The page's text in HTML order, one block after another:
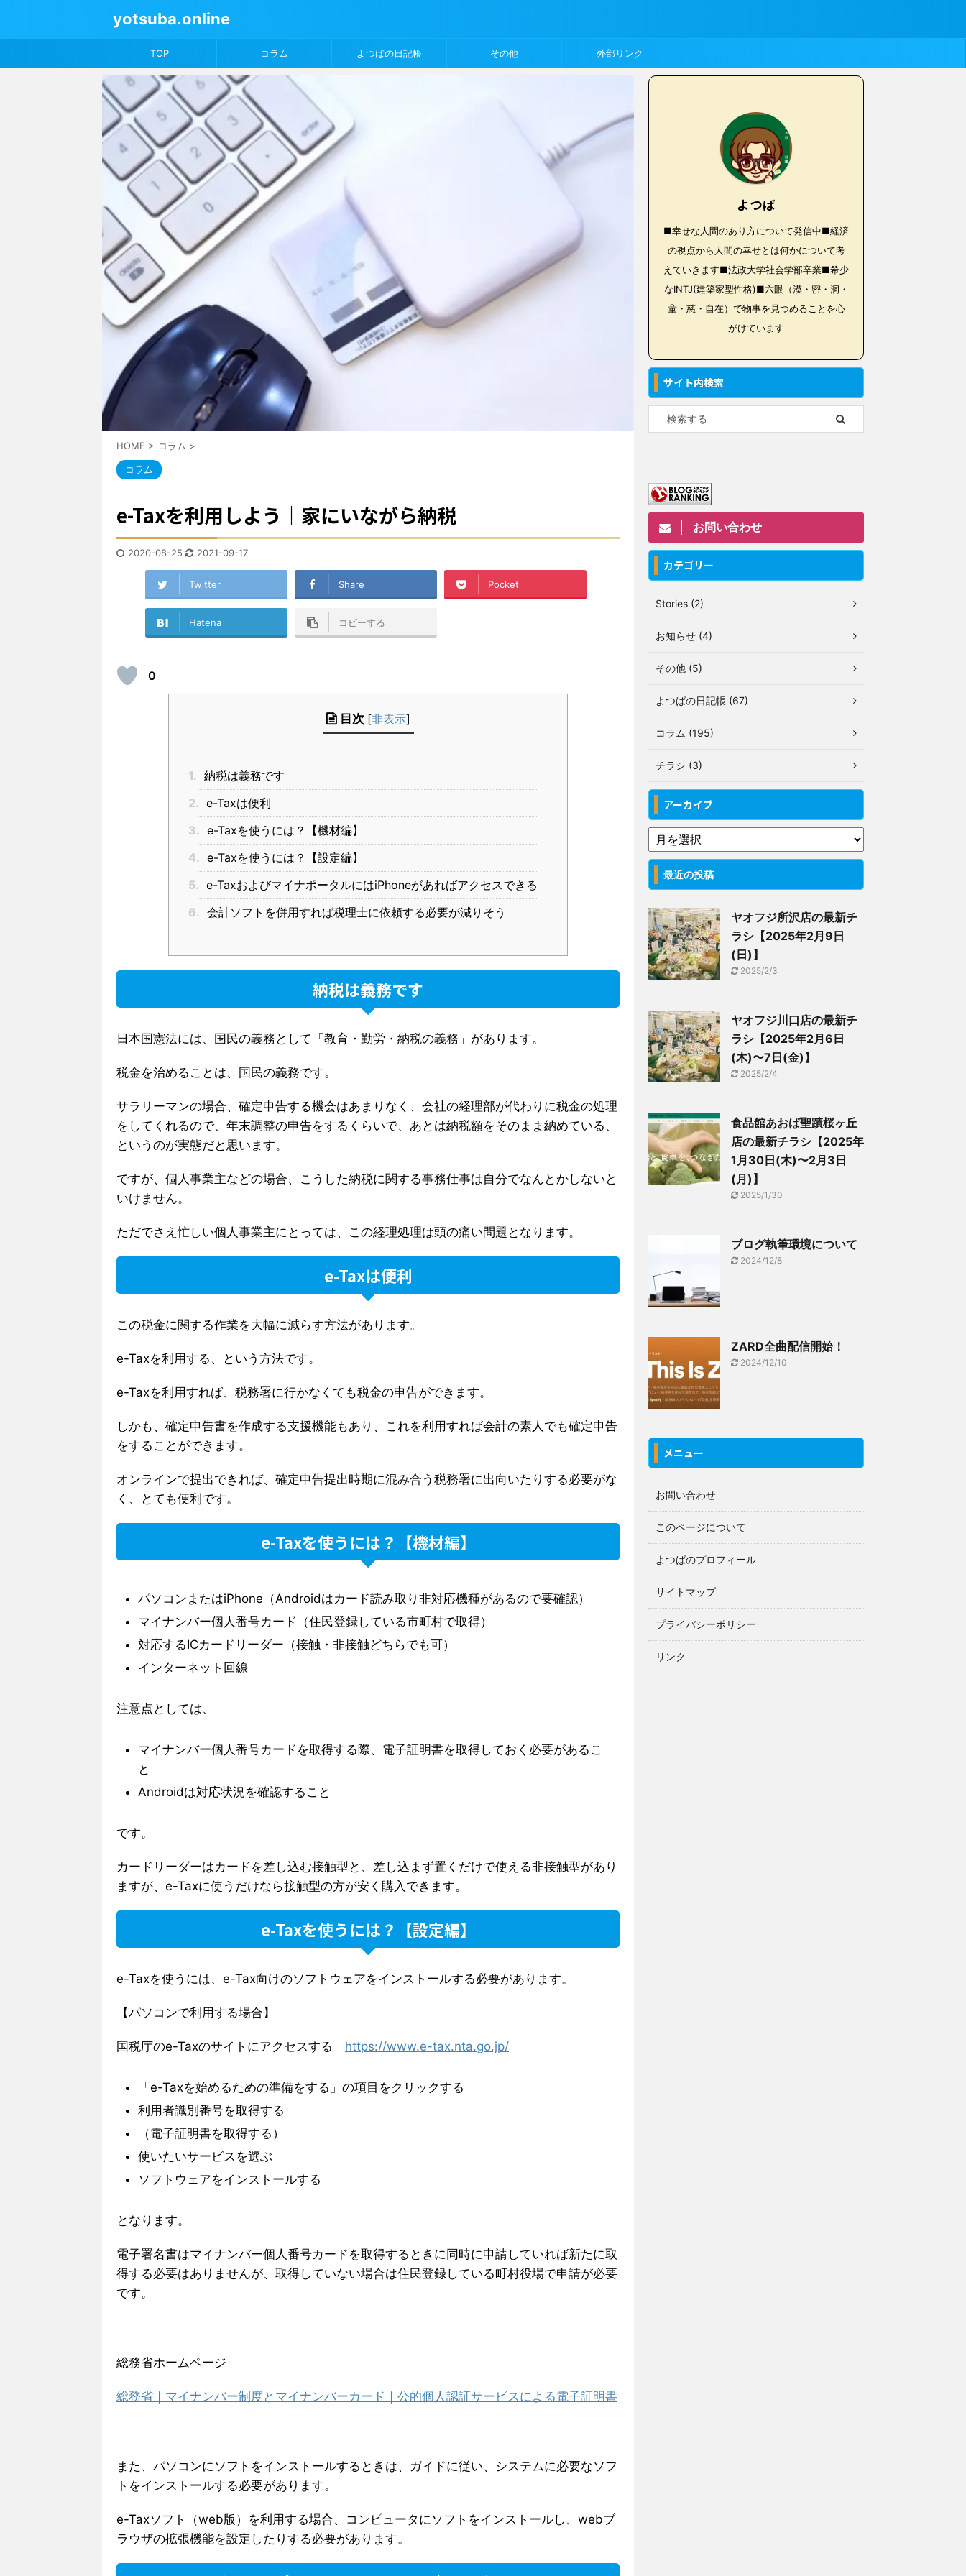
yotsuba.online
TOP コラム よつばの日記帳 その他 外部リンク
HOME > コラム >
コラム
e-Taxを利用しよう｜家にいながら納税
2020-08-25 2021-09-17
Twitter Share Pocket
Hatena コピーする
0
目次 [非表示]
1. 納税は義務です
2. e-Taxは便利
3. e-Taxを使うには？【機材編】
4. e-Taxを使うには？【設定編】
5. e-TaxおよびマイナポータルにはiPhoneがあればアクセスできる
6. 会計ソフトを併用すれば税理士に依頼する必要が減りそう
納税は義務です
日本国憲法には、国民の義務として「教育・勤労・納税の義務」があります。
税金を治めることは、国民の義務です。
サラリーマンの場合、確定申告する機会はあまりなく、会社の経理部が代わりに税金の処理
をしてくれるので、年末調整の申告をするくらいで、あとは納税額をそのまま納めている、
というのが実態だと思います。
ですが、個人事業主などの場合、こうした納税に関する事務仕事は自分でなんとかしないと
いけません。
ただでさえ忙しい個人事業主にとっては、この経理処理は頭の痛い問題となります。
e-Taxは便利
この税金に関する作業を大幅に減らす方法があります。
e-Taxを利用する、という方法です。
e-Taxを利用すれば、税務署に行かなくても税金の申告ができます。
しかも、確定申告書を作成する支援機能もあり、これを利用すれば会計の素人でも確定申告
をすることができます。
オンラインで提出できれば、確定申告提出時期に混み合う税務署に出向いたりする必要がな
く、とても便利です。
e-Taxを使うには？【機材編】
パソコンまたはiPhone（Androidはカード読み取り非対応機種があるので要確認）
マイナンバー個人番号カード（住民登録している市町村で取得）
対応するICカードリーダー（接触・非接触どちらでも可）
インターネット回線
注意点としては、
マイナンバー個人番号カードを取得する際、電子証明書を取得しておく必要があるこ
と
Androidは対応状況を確認すること
です。
カードリーダーはカードを差し込む接触型と、差し込まず置くだけで使える非接触型があり
ますが、e-Taxに使うだけなら接触型の方が安く購入できます。
e-Taxを使うには？【設定編】
e-Taxを使うには、e-Tax向けのソフトウェアをインストールする必要があります。
【パソコンで利用する場合】
国税庁のe-Taxのサイトにアクセスする https://www.e-tax.nta.go.jp/
「e-Taxを始めるための準備をする」の項目をクリックする
利用者識別番号を取得する
（電子証明書を取得する）
使いたいサービスを選ぶ
ソフトウェアをインストールする
となります。
電子署名書はマイナンバー個人番号カードを取得するときに同時に申請していれば新たに取
得する必要はありませんが、取得していない場合は住民登録している町村役場で申請が必要
です。
総務省ホームページ
総務省｜マイナンバー制度とマイナンバーカード｜公的個人認証サービスによる電子証明書
また、パソコンにソフトをインストールするときは、ガイドに従い、システムに必要なソフ
トをインストールする必要があります。
e-Taxソフト（web版）を利用する場合、コンピュータにソフトをインストールし、webブ
ラウザの拡張機能を設定したりする必要があります。
よつば
■幸せな人間のあり方について発信中■経済
の視点から人間の幸せとは何かについて考
えていきます■法政大学社会学部卒業■希少
なINTJ(建築家型性格)■六眼（漠・密・洞・
童・慈・自在）で物事を見つめることを心
がけています
サイト内検索
お問い合わせ
カテゴリー
Stories (2)
お知らせ (4)
その他 (5)
よつばの日記帳 (67)
コラム (195)
チラシ (3)
アーカイブ
最近の投稿
ヤオフジ所沢店の最新チ
ラシ【2025年2月9日
(日)】
2025/2/3
ヤオフジ川口店の最新チ
ラシ【2025年2月6日
(木)〜7日(金)】
2025/2/4
食品館あおば聖蹟桜ヶ丘
店の最新チラシ【2025年
1月30日(木)〜2月3日
(月)】
2025/1/30
ブログ執筆環境について
2024/12/8
ZARD全曲配信開始！
2024/12/10
メニュー
お問い合わせ
このページについて
よつばのプロフィール
サイトマップ
プライバシーポリシー
リンク